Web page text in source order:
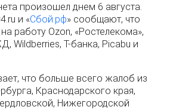
произошел днем 6 августа.
и «Сбой.рф» сообщают, что
работу Ozon, «Ростелекома»,
Wildberries, Т-банка, Picabu и
что больше всего жалоб из
Краснодарского края,
Нижегородской